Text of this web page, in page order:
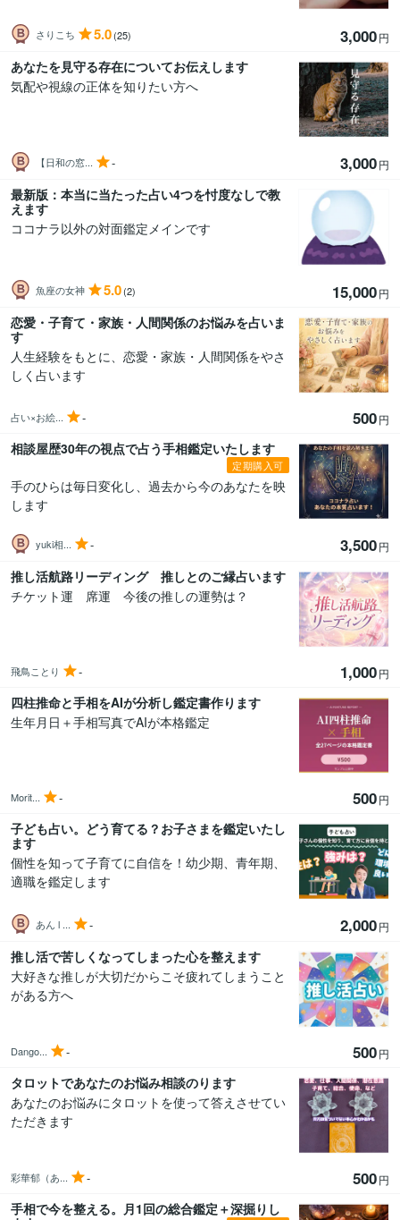
さりこち 5.0(25) 3,000円
あなたを見守る存在についてお伝えします
気配や視線の正体を知りたい方へ
【日和の窓... - 3,000円
最新版：本当に当たった占い4つを忖度なしで教
えます
ココナラ以外の対面鑑定メインです
魚座の女神 5.0(2) 15,000円
恋愛・子育て・家族・人間関係のお悩みを占いま
す
人生経験をもとに、恋愛・家族・人間関係をやさ
しく占います
占い×お絵... - 500円
相談屋歴30年の視点で占う手相鑑定いたします
定期購入可
手のひらは毎日変化し、過去から今のあなたを映
します
yuki相... - 3,500円
推し活航路リーディング 推しとのご縁占います
チケット運 席運 今後の推しの運勢は？
飛鳥ことり - 1,000円
四柱推命と手相をAIが分析し鑑定書作ります
生年月日＋手相写真でAIが本格鑑定
Morit... - 500円
子ども占い。どう育てる？お子さまを鑑定いたし
ます
個性を知って子育てに自信を！幼少期、青年期、
適職を鑑定します
あん l ... - 2,000円
推し活で苦しくなってしまった心を整えます
大好きな推しが大切だからこそ疲れてしまうこと
がある方へ
Dango... - 500円
タロットであなたのお悩み相談のります
あなたのお悩みにタロットを使って答えさせてい
ただきます
彩華郁（あ... - 500円
手相で今を整える。月1回の総合鑑定＋深掘りし